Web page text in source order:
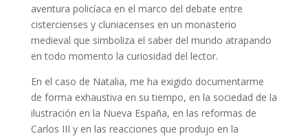
aventura policíaca en el marco del debate entre
cistercienses y cluniacenses en un monasterio
medieval que simboliza el saber del mundo atrapando
en todo momento la curiosidad del lector.
En el caso de Natalia, me ha exigido documentarme
de forma exhaustiva en su tiempo, en la sociedad de la
ilustración en la Nueva España, en las reformas de
Carlos III y en las reacciones que produjo en la